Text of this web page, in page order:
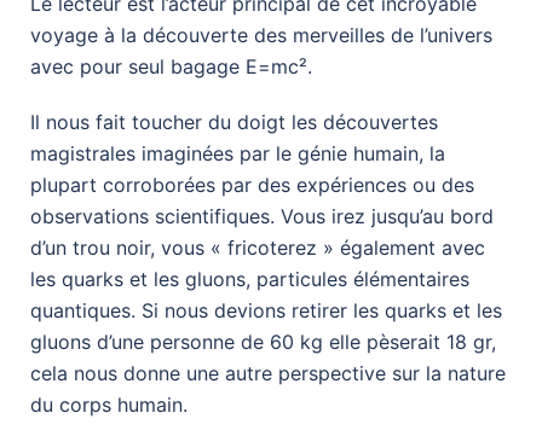
voyage à la découverte des merveilles de l’univers
avec pour seul bagage E=mc².
Il nous fait toucher du doigt les découvertes
magistrales imaginées par le génie humain, la
plupart corroborées par des expériences ou des
observations scientifiques. Vous irez jusqu’au bord
d’un trou noir, vous « fricoterez » également avec
les quarks et les gluons, particules élémentaires
quantiques. Si nous devions retirer les quarks et les
gluons d’une personne de 60 kg elle pèserait 18 gr,
cela nous donne une autre perspective sur la nature
du corps humain.